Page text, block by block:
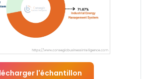
l'échantillon